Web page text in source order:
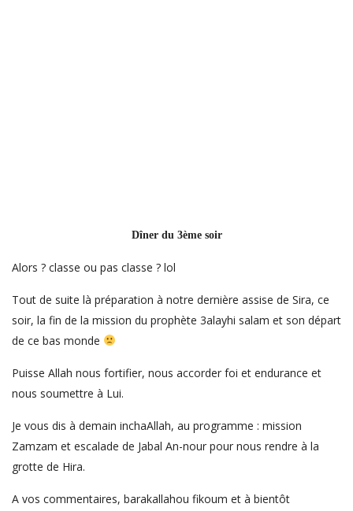
Dîner du 3ème soir
Alors ? classe ou pas classe ? lol
Tout de suite là préparation à notre dernière assise de Sira, ce
soir, la fin de la mission du prophète 3alayhi salam et son départ
de ce bas monde
Puisse Allah nous fortifier, nous accorder foi et endurance et
nous soumettre à Lui.
Je vous dis à demain inchaAllah, au programme : mission
Zamzam et escalade de Jabal An-nour pour nous rendre à la
grotte de Hira.
A vos commentaires, barakallahou fikoum et à bientôt